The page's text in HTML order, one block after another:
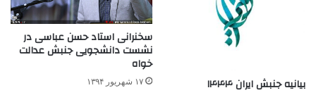
بیانیه جنبش ایران ۱۴۴۴
سخنرانی استاد حسن عباسی در
نشست دانشجویی جنبش عدالت
خواه
۱۷ شهریور ۱۳۹۴